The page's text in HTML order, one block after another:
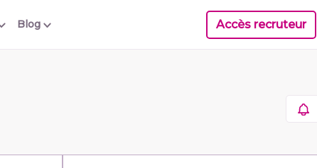
Blog Accès recruteur